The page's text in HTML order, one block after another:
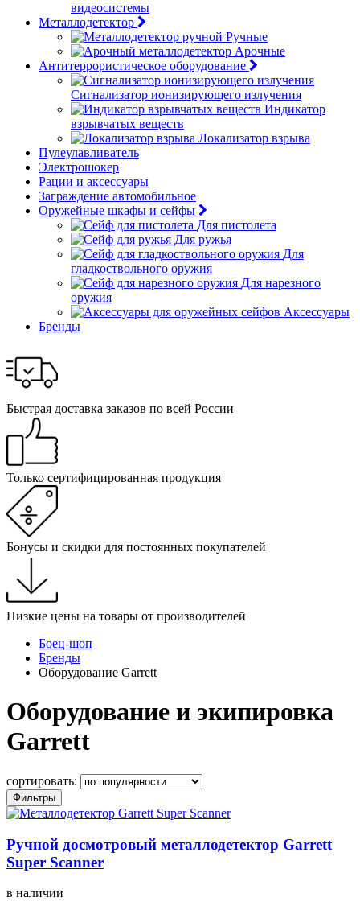
видеосистемы
Металлодетектор
Ручные
Арочные
Антитеррористическое оборудование
Сигнализатор ионизирующего излучения
Индикатор
взрывчатых веществ
Локализатор взрыва
Пулеулавливатель
Электрошокер
Рации и аксессуары
Заграждение автомобильное
Оружейные шкафы и сейфы
Для пистолета
Для ружья
Для
гладкоствольного оружия
Для нарезного
оружия
Аксессуары
Бренды
Быстрая доставка заказов по всей России
Только сертифицированная продукция
Бонусы и скидки для постоянных покупателей
Низкие цены на товары от производителей
Боец-шоп
Бренды
Оборудование Garrett
Оборудование и экипировка
Garrett
сортировать:
Фильтры
Ручной досмотровый металлодетектор Garrett
Super Scanner
в наличии